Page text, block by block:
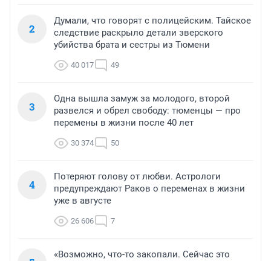
2
Думали, что говорят с полицейским. Тайское
следствие раскрыло детали зверского
убийства брата и сестры из Тюмени
40 017 49
3
Одна вышла замуж за молодого, второй
развелся и обрел свободу: тюменцы — про
перемены в жизни после 40 лет
30 374 50
4
Потеряют голову от любви. Астрологи
предупреждают Раков о переменах в жизни
уже в августе
26 606 7
«Возможно, что-то закопали. Сейчас это